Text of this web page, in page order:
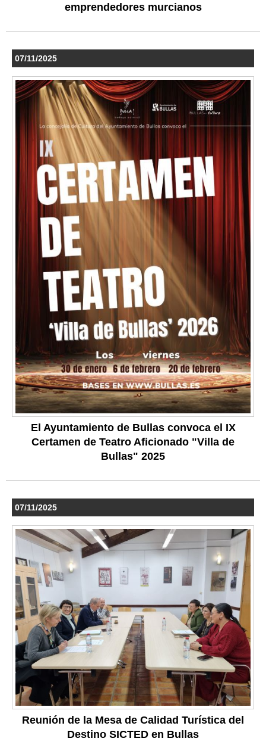
emprendedores murcianos
07/11/2025
El Ayuntamiento de Bullas convoca el IX
Certamen de Teatro Aficionado "Villa de
Bullas" 2025
07/11/2025
Reunión de la Mesa de Calidad Turística del
Destino SICTED en Bullas